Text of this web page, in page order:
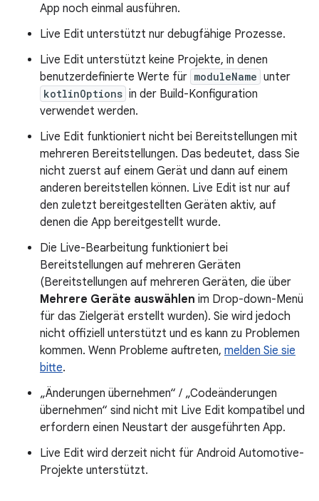
App noch einmal ausführen.
Live Edit unterstützt nur debugfähige Prozesse.
Live Edit unterstützt keine Projekte, in denen
benutzerdefinierte Werte für moduleName unter
kotlinOptions in der Build-Konfiguration
verwendet werden.
Live Edit funktioniert nicht bei Bereitstellungen mit
mehreren Bereitstellungen. Das bedeutet, dass Sie
nicht zuerst auf einem Gerät und dann auf einem
anderen bereitstellen können. Live Edit ist nur auf
den zuletzt bereitgestellten Geräten aktiv, auf
denen die App bereitgestellt wurde.
Die Live-Bearbeitung funktioniert bei
Bereitstellungen auf mehreren Geräten
(Bereitstellungen auf mehreren Geräten, die über
Mehrere Geräte auswählen im Drop-down-Menü
für das Zielgerät erstellt wurden). Sie wird jedoch
nicht offiziell unterstützt und es kann zu Problemen
kommen. Wenn Probleme auftreten, melden Sie sie
bitte.
„Änderungen übernehmen“ / „Codeänderungen
übernehmen“ sind nicht mit Live Edit kompatibel und
erfordern einen Neustart der ausgeführten App.
Live Edit wird derzeit nicht für Android Automotive-
Projekte unterstützt.